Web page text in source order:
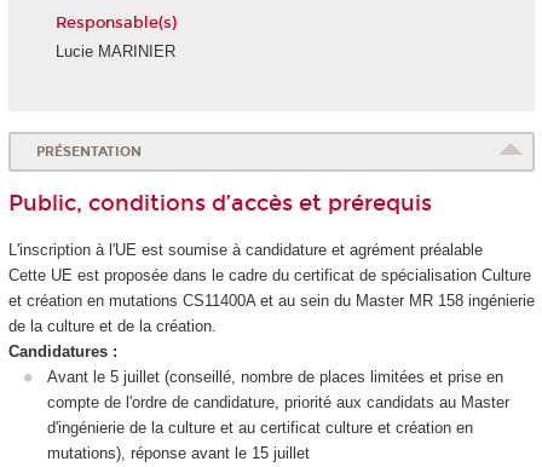
Responsable(s)
Lucie MARINIER
PRÉSENTATION
Public, conditions d’accès et prérequis
L'inscription à l'UE est soumise à candidature et agrémentpréalable
Cette UE est proposée dans le cadre du certificat de spécialisationCulture
et création en mutations CS11400A et au sein du Master MR 158 ingénierie
de la culture et de la création.
Candidatures :
Avant le 5 juillet (conseillé, nombre de places limitées et prise en
compte de l'ordre de candidature, priorité aux candidats au Master
d'ingénierie de la culture et au certificat culture et création en
mutations), réponse avant le 15 juillet